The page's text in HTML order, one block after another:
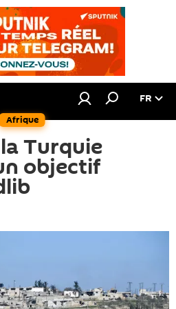
Afrique
FR
Turquie
objectif